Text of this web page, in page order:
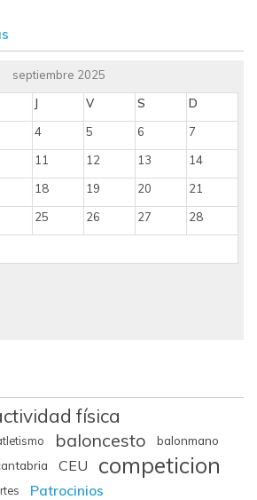
septiembre 2025
J V S
D
4 5 6
7
11 12 13
14
18 19 20
21
25 26 27
28
física
baloncesto balonmano
CEU competicion
Patrocinios